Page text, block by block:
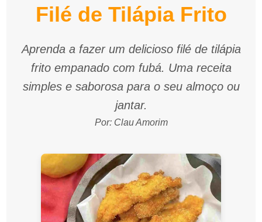
Filé de Tilápia Frito
Aprenda a fazer um delicioso filé de tilápia
frito empanado com fubá. Uma receita
simples e saborosa para o seu almoço ou
jantar.
Por: Clau Amorim